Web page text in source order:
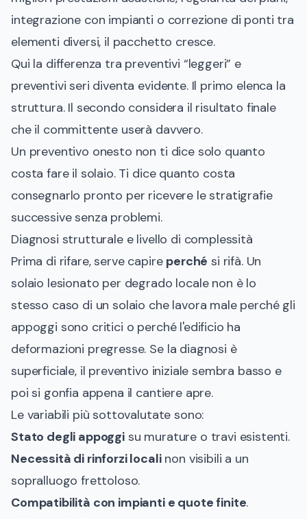
integrazione con impianti o correzione di ponti tra
elementi diversi, il pacchetto cresce.
Qui la differenza tra preventivi “leggeri” e
preventivi seri diventa evidente. Il primo elenca la
struttura. Il secondo considera il risultato finale
che il committente userà davvero.
Un preventivo onesto non ti dice solo quanto
costa fare il solaio. Ti dice quanto costa
consegnarlo pronto per ricevere le stratigrafie
successive senza problemi.
Diagnosi strutturale e livello di complessità
Prima di rifare, serve capire perché si rifà. Un
solaio lesionato per degrado locale non è lo
stesso caso di un solaio che lavora male perché gli
appoggi sono critici o perché l'edificio ha
deformazioni pregresse. Se la diagnosi è
superficiale, il preventivo iniziale sembra basso e
poi si gonfia appena il cantiere apre.
Le variabili più sottovalutate sono:
Stato degli appoggisu murature o travi esistenti.
Necessità di rinforzi localinon visibili a un
sopralluogo frettoloso.
Compatibilità con impianti e quote finite.